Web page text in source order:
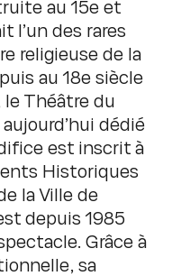
au 15e et
l’un des rares
religieuse de la
au 18e siècle
le Théâtre du
dédié
est inscrit à
Historiques
la Ville de
depuis 1985
Grâce à
sa